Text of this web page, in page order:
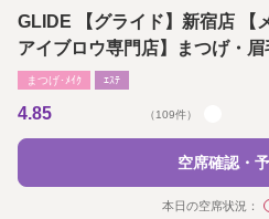
GLIDE 【グライド】新宿店 【
アイブロウ専門店】まつげ・眉
まつげ･ﾒｲｸ ｴｽﾃ
4.85 （109件）
空席確認・
本日の空席状況：